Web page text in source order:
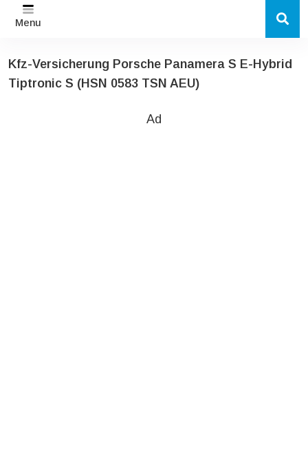
Menu
Kfz-Versicherung Porsche Panamera S E-Hybrid
Tiptronic S (HSN 0583 TSN AEU)
Ad